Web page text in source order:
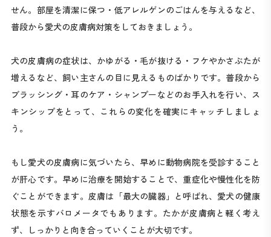
せん。部屋を清潔に保つ・低アレルゲンのごはんを与えるなど、
普段から愛犬の皮膚病対策をしておきましょう。
犬の皮膚病の症状は、かゆがる・毛が抜ける・フケやかさぶたが
増えるなど、飼い主さんの目に見えるものばかりです。普段から
ブラッシング・耳のケア・シャンプーなどのお手入れを行い、ス
キンシップをとって、これらの変化を確実にキャッチしましょ
う。
もし愛犬の皮膚病に気づいたら、早めに動物病院を受診すること
が肝心です。早めに治療を開始することで、重症化や慢性化を防
ぐことができます。皮膚は「最大の臓器」と呼ばれ、愛犬の健康
状態を示すバロメータでもあります。たかが皮膚病と軽く考え
ず、しっかりと向き合っていくことが大切です。